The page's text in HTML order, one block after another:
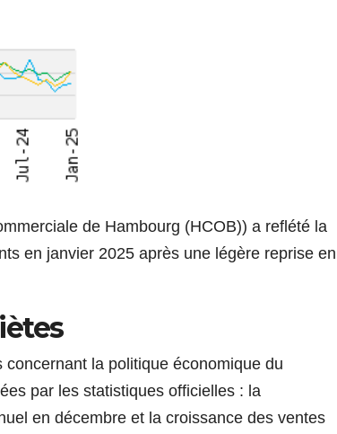
de Hambourg (HCOB)) a reflété la
en janvier 2025 après une légère reprise en
la politique économique du
par les statistiques officielles : la
en décembre et la croissance des ventes